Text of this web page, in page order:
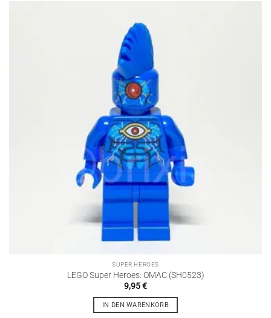
SUPER HEROES
LEGO Super Heroes: OMAC (SH0523)
9,95€
IN DEN WARENKORB